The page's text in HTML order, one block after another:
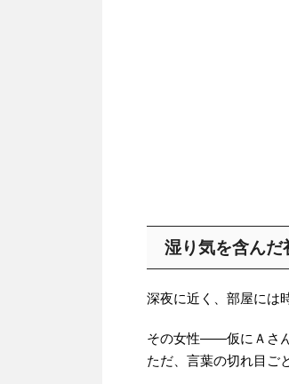
湿り気を含んだ
深夜に近く、部屋には
その女性――仮にＡさ
ただ、言葉の切れ目ご